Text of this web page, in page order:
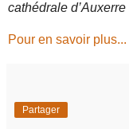
cathédrale d’Auxerre
Pour en savoir plus...
Partager